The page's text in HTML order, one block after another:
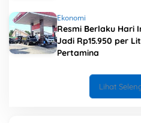
Ekonomi
Resmi Berlaku Hari
Jadi Rp15.950 per
Pertamina
Lihat